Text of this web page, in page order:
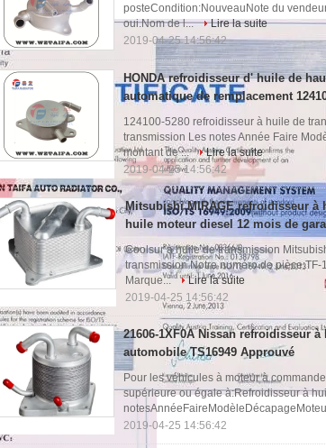
posteCondition:NouveauNote du
oui.Nom de l...
Lire la suite
2019-04-25 14:56:42
HONDA refroidisseur d' huile de
automatique de remplacement
124100-5280 refroidisseur à huile de
transmission Les notes Année Faire
montant de ...
Lire la suite
2019-04-25 14:56:42
Mitsubishi MIRAGE refroidisseur
huile moteur diesel 12 mois de
Coolsur à huile de transmission
transmission Notre numéro de
Marque...
Lire la suite
2019-04-25 14:56:42
21606-1XF0A Nissan refroidisseur
automobile TS16949 Approuvé
Pour les véhicules à moteur à
supérieure ou égale à:Refroidisseur à
2019-04-25 14:56:42